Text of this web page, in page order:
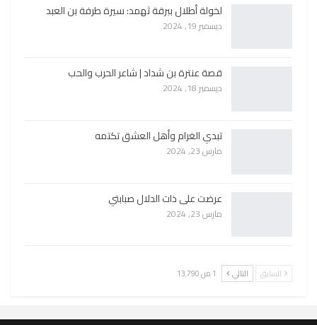
لخولة أطلال ببرقة ثهمد: سيرة طرفة بن العبد
ديسمبر 19, 2024
قصة عنترة بن شداد | شاعر الحرب والحب
ديسمبر 18, 2024
تبدي الغرام وأهل العشق تكتمه
مارس 23, 2024
عرضت على ذات الدلال صبابتي
مارس 23, 2024
السابق التالي 1 من 13٬790